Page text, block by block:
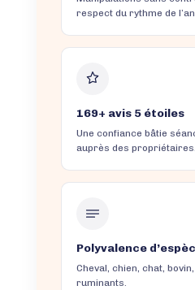
respect du rythme de
169+ avis 5 étoiles
Une confiance bâtie
auprès des propriétaires.
Polyvalence
Cheval, chien, chat,
ruminants.